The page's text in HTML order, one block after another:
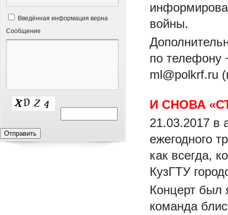
Введённая информация верна
Сообщение
войны.
по телефону
ml@polkrf.ru
И СНОВА
21.03.2017 в
ежегодного
как всегда,
КузГТУ
Концерт был
команда